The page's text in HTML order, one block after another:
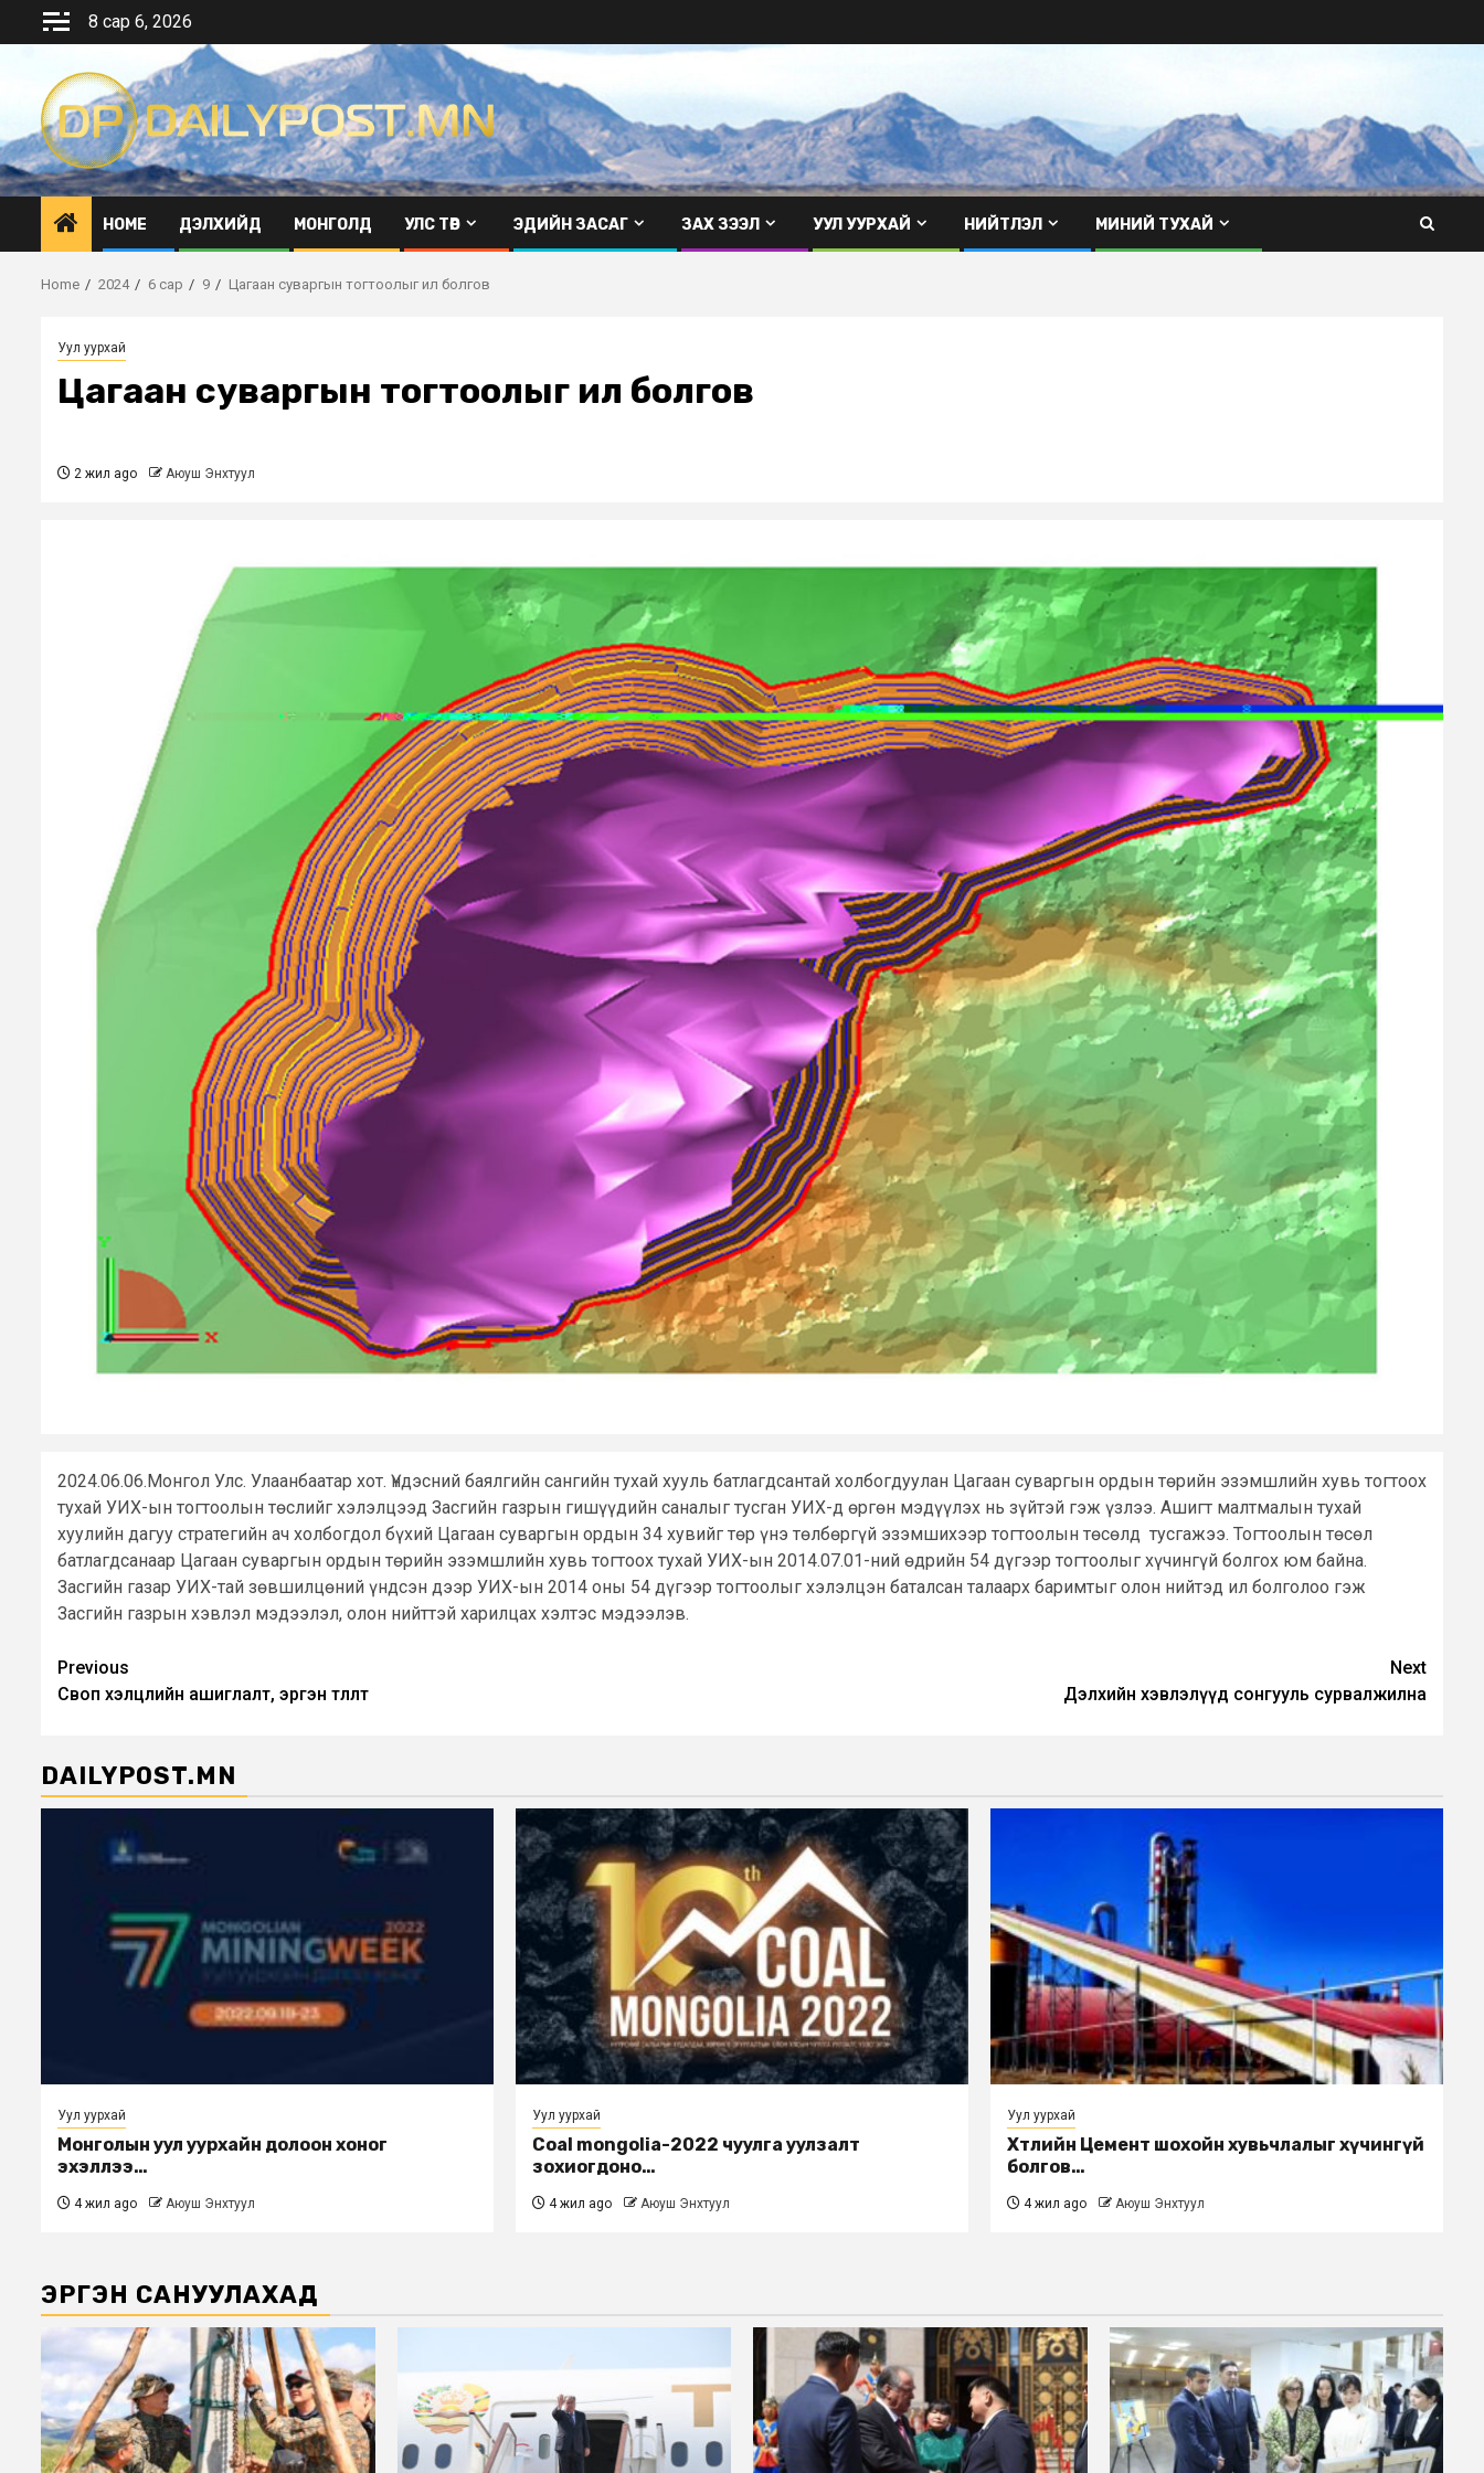
8 сар 6, 2026
HOME ДЭЛХИЙД МОНГОЛД УЛС ТӨР ЭДИЙН ЗАСАГ ЗАХ ЗЭЭЛ УУЛ УУРХАЙ НИЙТЛЭЛ МИНИЙ ТУХАЙ
Home 2024 6 сар 9 Цагаан суваргын тогтоолыг ил болгов
Уул уурхай
Цагаан суваргын тогтоолыг ил болгов
2 жил ago Аюуш Энхтуул
2024.06.06.Монгол Улс. Улаанбаатар хот. Үндэсний баялгийн сангийн тухай хууль батлагдсантай холбогдуулан Цагаан суваргын ордын төрийн эзэмшлийн хувь тогтоох
тухай УИХ-ын тогтоолын төслийг хэлэлцээд Засгийн газрын гишүүдийн саналыг тусган УИХ-д өргөн мэдүүлэх нь зүйтэй гэж үзлээ. Ашигт малтмалын тухай
хуулийн дагуу стратегийн ач холбогдол бүхий Цагаан суваргын ордын 34 хувийг төр үнэ төлбөргүй эзэмшихээр тогтоолын төсөлд тусгажээ. Тогтоолын төсөл
батлагдсанаар Цагаан суваргын ордын төрийн эзэмшлийн хувь тогтоох тухай УИХ-ын 2014.07.01-ний өдрийн 54 дүгээр тогтоолыг хүчингүй болгох юм байна.
Засгийн газар УИХ-тай зөвшилцөний үндсэн дээр УИХ-ын 2014 оны 54 дүгээр тогтоолыг хэлэлцэн баталсан талаарх баримтыг олон нийтэд ил болголоо гэж
Засгийн газрын хэвлэл мэдээлэл, олон нийттэй харилцах хэлтэс мэдээлэв.
Post
navigation
Previous
Своп хэлцлийн ашиглалт, эргэн төлөлт
Next
Дэлхийн хэвлэлүүд сонгууль сурвалжилна
DAILYPOST.MN
Уул уурхай
Монголын уул уурхайн долоон хоног
эхэллээ…
4 жил ago Аюуш Энхтуул
Уул уурхай
Coal mongolia-2022 чуулга уулзалт
зохиогдоно…
4 жил ago Аюуш Энхтуул
Уул уурхай
Хөтөлийн Цемент шохойн хувьчлалыг хүчингүй
болгов…
4 жил ago Аюуш Энхтуул
ЭРГЭН САНУУЛАХАД